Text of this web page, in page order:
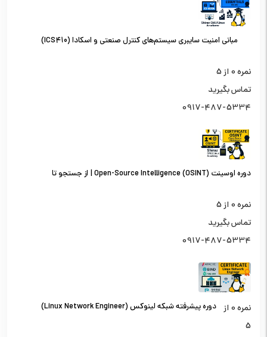
مبانی امنیت سایبری سیستم‌های کنترل صنعتی و اسکادا (ICS410)
نمره0 از 5
تماس بگیرید
0917-487-5334
دوره اوسینت (OSINT) Open-Source Intelligence | از جستجو تا
نمره0 از 5
تماس بگیرید
0917-487-5334
دوره پیشرفته شبکه لینوکس (Linux Network Engineer) نمره0 از
5